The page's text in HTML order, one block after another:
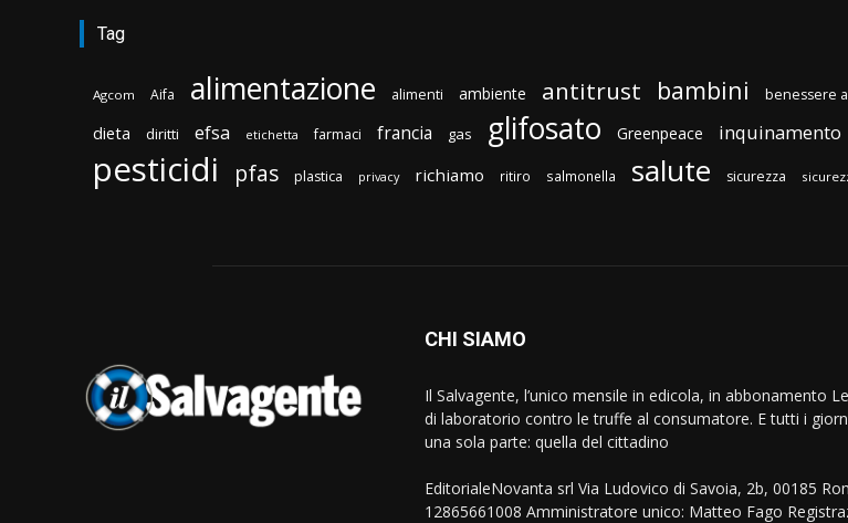
Tag
Agcom Aifa alimentazione alimenti ambiente antitrust bambini benessere
dieta diritti efsa etichetta farmaci francia gas glifosato Greenpeace inquinamento
pesticidi pfas plastica privacy richiamo ritiro salmonella salute sicurezza
CHI SIAMO
Il Salvagente, l’unico mensile in edicola, in abbonamento
di laboratorio contro le truffe al consumatore. E tutti i
una sola parte: quella del cittadino
EditorialeNovanta srl Via Ludovico di Savoia, 2b, 00185
12865661008 Amministratore unico: Matteo Fago